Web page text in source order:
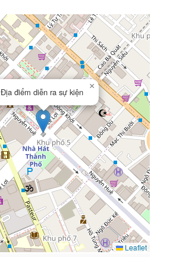
Địa điểm diễn ra sự kiện
×
Leaflet